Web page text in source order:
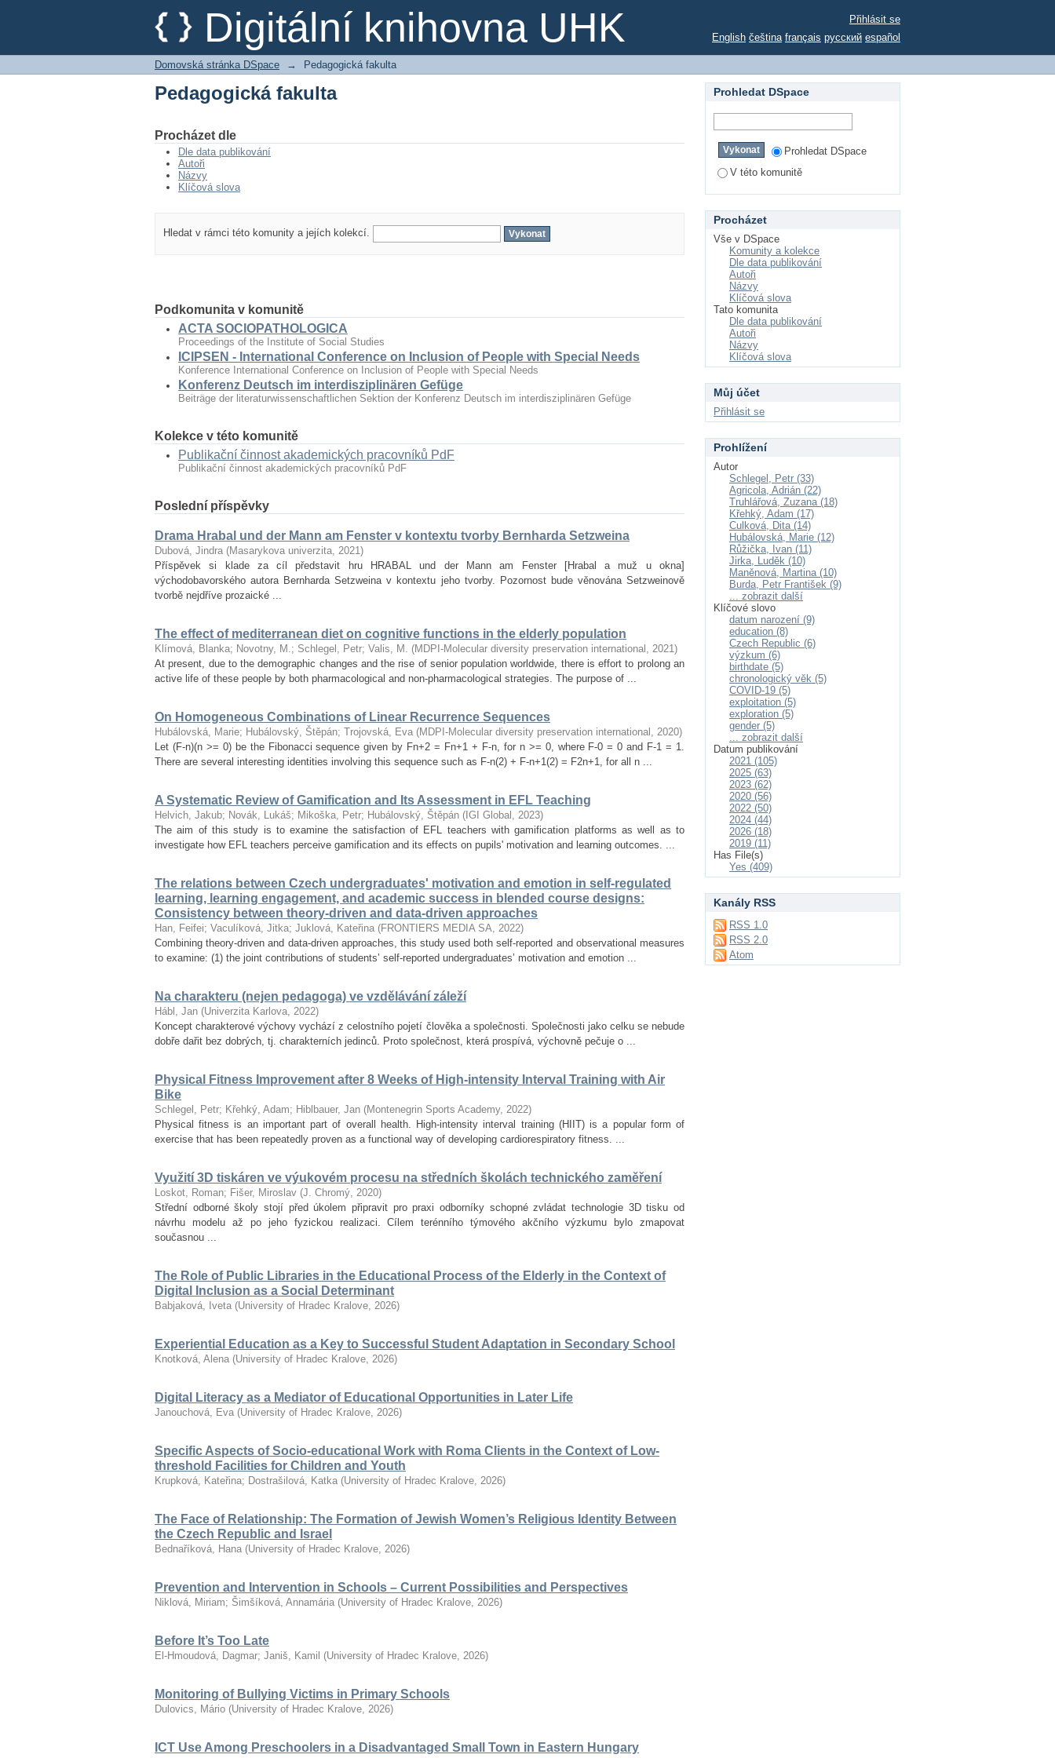
Digitální knihovna UHK
Pedagogická fakulta
Přihlásit se
English čeština français русский español
Domovská stránka DSpace → Pedagogická fakulta
Pedagogická fakulta
Procházet dle
Dle data publikování
Autoři
Názvy
Klíčová slova
Hledat v rámci této komunity a jejích kolekcí.
Podkomunita v komunitě
ACTA SOCIOPATHOLOGICA
Proceedings of the Institute of Social Studies
ICIPSEN - International Conference on Inclusion of People with Special Needs
Konference International Conference on Inclusion of People with Special Needs
Konferenz Deutsch im interdisziplinären Gefüge
Beiträge der literaturwissenschaftlichen Sektion der Konferenz Deutsch im interdisziplinären Gefüge
Kolekce v této komunitě
Publikační činnost akademických pracovníků PdF
Publikační činnost akademických pracovníků PdF
Poslední příspěvky
Drama Hrabal und der Mann am Fenster v kontextu tvorby Bernharda Setzweina
Dubová, Jindra (Masarykova univerzita, 2021)
Příspěvek si klade za cíl představit hru HRABAL und der Mann am Fenster [Hrabal a muž u okna]
východobavorského autora Bernharda Setzweina v kontextu jeho tvorby. Pozornost bude věnována Setzweinově
tvorbě nejdříve prozaické ...
The effect of mediterranean diet on cognitive functions in the elderly population
Klímová, Blanka; Novotny, M.; Schlegel, Petr; Valis, M. (MDPI-Molecular diversity preservation international , 2021)
At present, due to the demographic changes and the rise of senior population worldwide, there is effort to prolong an
active life of these people by both pharmacological and non‐pharmacological strategies. The purpose of ...
On Homogeneous Combinations of Linear Recurrence Sequences
Hubálovská, Marie; Hubálovský, Štěpán; Trojovská, Eva (MDPI-Molecular diversity preservation international , 2020)
Let (F-n)(n >= 0) be the Fibonacci sequence given by Fn+2 = Fn+1 + F-n, for n >= 0, where F-0 = 0 and F-1 = 1.
There are several interesting identities involving this sequence such as F-n(2) + F-n+1(2) = F2n+1, for all n ...
A Systematic Review of Gamification and Its Assessment in EFL Teaching
Helvich, Jakub; Novák, Lukáš; Mikoška, Petr; Hubálovský, Štěpán ( IGI Global , 2023)
The aim of this study is to examine the satisfaction of EFL teachers with gamification platforms as well as to
investigate how EFL teachers perceive gamification and its effects on pupils' motivation and learning outcomes. ...
The relations between Czech undergraduates' motivation and emotion in self-regulated
learning, learning engagement, and academic success in blended course designs:
Consistency between theory-driven and data-driven approaches
Han, Feifei; Vaculíková, Jitka; Juklová, Kateřina (FRONTIERS MEDIA SA, 2022)
Combining theory-driven and data-driven approaches, this study used both self-reported and observational measures
to examine: (1) the joint contributions of students’ self-reported undergraduates’ motivation and emotion ...
Na charakteru (nejen pedagoga) ve vzdělávání záleží
Hábl, Jan (Univerzita Karlova, 2022)
Koncept charakterové výchovy vychází z celostního pojetí člověka a společnosti. Společnosti jako celku se nebude
dobře dařit bez dobrých, tj. charakterních jedinců. Proto společnost, která prospívá, výchovně pečuje o ...
Physical Fitness Improvement after 8 Weeks of High-intensity Interval Training with Air
Bike
Schlegel, Petr; Křehký, Adam; Hiblbauer, Jan (Montenegrin Sports Academy, 2022)
Physical fitness is an important part of overall health. High-intensity interval training (HIIT) is a popular form of
exercise that has been repeatedly proven as a functional way of developing cardiorespiratory fitness. ...
Využití 3D tiskáren ve výukovém procesu na středních školách technického zaměření
Loskot, Roman; Fišer, Miroslav (J. Chromý, 2020)
Střední odborné školy stojí před úkolem připravit pro praxi odborníky schopné zvládat technologie 3D tisku od
návrhu modelu až po jeho fyzickou realizaci. Cílem terénního týmového akčního výzkumu bylo zmapovat
současnou ...
The Role of Public Libraries in the Educational Process of the Elderly in the Context of
Digital Inclusion as a Social Determinant
Babjaková, Iveta (University of Hradec Kralove, 2026)
Experiential Education as a Key to Successful Student Adaptation in Secondary School
Knotková, Alena (University of Hradec Kralove, 2026)
Digital Literacy as a Mediator of Educational Opportunities in Later Life
Janouchová, Eva (University of Hradec Kralove, 2026)
Specific Aspects of Socio-educational Work with Roma Clients in the Context of Low-
threshold Facilities for Children and Youth
Krupková, Kateřina; Dostrašilová, Katka (University of Hradec Kralove, 2026)
The Face of Relationship: The Formation of Jewish Women’s Religious Identity Between
the Czech Republic and Israel
Bednaříková, Hana (University of Hradec Kralove, 2026)
Prevention and Intervention in Schools – Current Possibilities and Perspectives
Niklová, Miriam; Šimšíková, Annamária (University of Hradec Kralove, 2026)
Before It’s Too Late
El-Hmoudová, Dagmar; Janiš, Kamil (University of Hradec Kralove, 2026)
Monitoring of Bullying Victims in Primary Schools
Dulovics, Mário (University of Hradec Kralove, 2026)
ICT Use Among Preschoolers in a Disadvantaged Small Town in Eastern Hungary
Prohledat DSpace
Prohledat DSpace
V této komunitě
Procházet
Vše v DSpace
Komunity a kolekce
Dle data publikování
Autoři
Názvy
Klíčová slova
Tato komunita
Dle data publikování
Autoři
Názvy
Klíčová slova
Můj účet
Přihlásit se
Prohlížení
Autor
Schlegel, Petr (33)
Agricola, Adrián (22)
Truhlářová, Zuzana (18)
Křehký, Adam (17)
Culková, Dita (14)
Hubálovská, Marie (12)
Růžička, Ivan (11)
Jirka, Luděk (10)
Maněnová, Martina (10)
Burda, Petr František (9)
... zobrazit další
Klíčové slovo
datum narození (9)
education (8)
Czech Republic (6)
výzkum (6)
birthdate (5)
chronologický věk (5)
COVID-19 (5)
exploitation (5)
exploration (5)
gender (5)
... zobrazit další
Datum publikování
2021 (105)
2025 (63)
2023 (62)
2020 (56)
2022 (50)
2024 (44)
2026 (18)
2019 (11)
Has File(s)
Yes (409)
Kanály RSS
RSS 1.0
RSS 2.0
Atom